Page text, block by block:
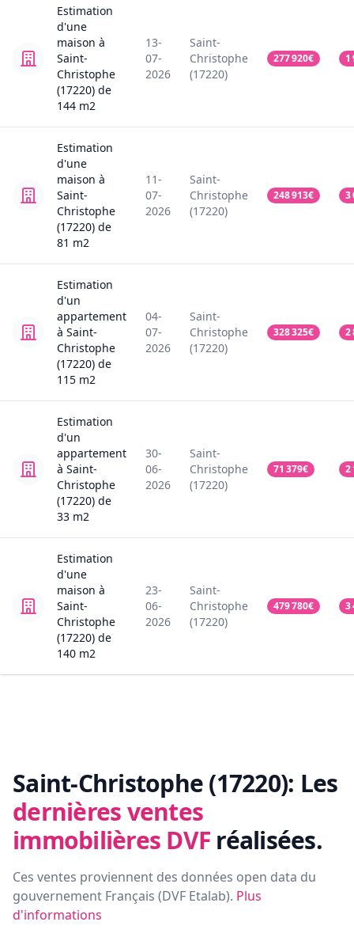
Estimation
d'une
maison à
Saint-
Christophe
(17220) de
144 m2
13-
07-
2026
Saint-
Christophe
(17220)
277 920€ 1
Estimation
d'une
maison à
Saint-
Christophe
(17220) de
81 m2
11-
07-
2026
Saint-
Christophe
(17220)
248 913€ 3
Estimation
d'un
appartement
à Saint-
Christophe
(17220) de
115 m2
04-
07-
2026
Saint-
Christophe
(17220)
328 325€ 2
Estimation
d'un
appartement
à Saint-
Christophe
(17220) de
33 m2
30-
06-
2026
Saint-
Christophe
(17220)
71 379€ 2
Estimation
d'une
maison à
Saint-
Christophe
(17220) de
140 m2
23-
06-
2026
Saint-
Christophe
(17220)
479 780€ 3
Saint-Christophe (17220): Les
dernières ventes
immobilières DVF réalisées.
Ces ventes proviennent des données open data du
gouvernement Français (DVF Etalab). Plus
d'informations